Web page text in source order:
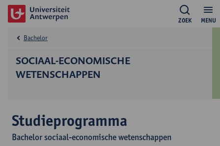
MENU
ZOEK
SOCIAAL-ECONOMISCHE
WETENSCHAPPEN
Bachelor
Studieprogramma
Bachelor sociaal-economische wetenschappen